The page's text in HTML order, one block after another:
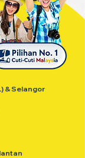
& Selangor